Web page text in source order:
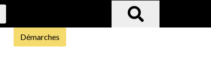
Démarches